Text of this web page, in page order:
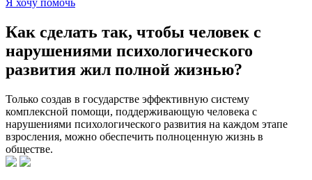
Я хочу помочь
Как сделать так, чтобы человек с
нарушениями психологического
развития жил полной жизнью?
Только создав в государстве эффективную систему
комплексной помощи, поддерживающую человека с
нарушениями психологического развития на каждом этапе
взросления, можно обеспечить полноценную жизнь в
обществе.